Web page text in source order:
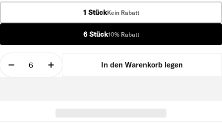
1 StückKein Rabatt
6 Stück10% Rabatt
Menge
Menge für Rosé Première Cuvée Extra Brut
Menge für Rosé Première Cuvée Extra
In den Warenkorb legen